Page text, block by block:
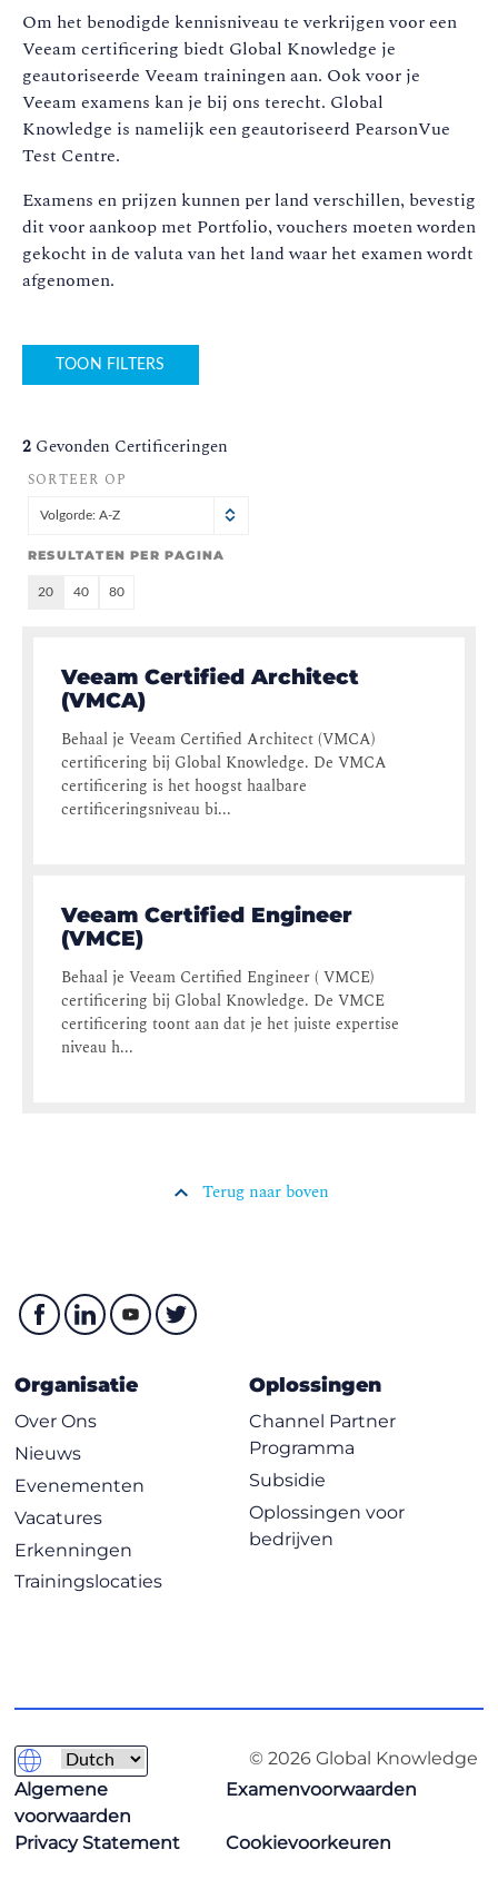
Om het benodigde kennisniveau te verkrijgen voor een
Veeam certificering biedt Global Knowledge je
geautoriseerde Veeam trainingen aan. Ook voor je
Veeam examens kan je bij ons terecht. Global
Knowledge is namelijk een geautoriseerd PearsonVue
Test Centre.
Examens en prijzen kunnen per land verschillen, bevestig
dit voor aankoop met Portfolio, vouchers moeten worden
gekocht in de valuta van het land waar het examen wordt
afgenomen.
TOON FILTERS
2 Gevonden Certificeringen
SORTEER OP
Volgorde: A-Z
RESULTATEN PER PAGINA
20 40 80
Veeam Certified Architect
(VMCA)
Behaal je Veeam Certified Architect (VMCA)
certificering bij Global Knowledge. De VMCA
certificering is het hoogst haalbare
certificeringsniveau bi...
Veeam Certified Engineer
(VMCE)
Behaal je Veeam Certified Engineer ( VMCE)
certificering bij Global Knowledge. De VMCE
certificering toont aan dat je het juiste expertise
niveau h...
Terug naar boven
Organisatie
Over Ons
Nieuws
Evenementen
Vacatures
Erkenningen
Trainingslocaties
Oplossingen
Channel Partner
Programma
Subsidie
Oplossingen voor
bedrijven
© 2026 Global Knowledge
Algemene
voorwaarden
Examenvoorwaarden
Privacy Statement Cookievoorkeuren